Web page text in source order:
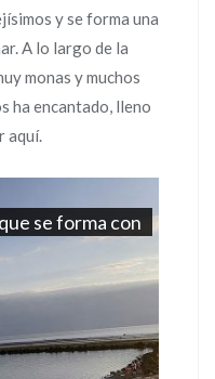
y se forma una
A lo largo de la
monas y muchos
ha encantado, lleno
aquí.
se forma con